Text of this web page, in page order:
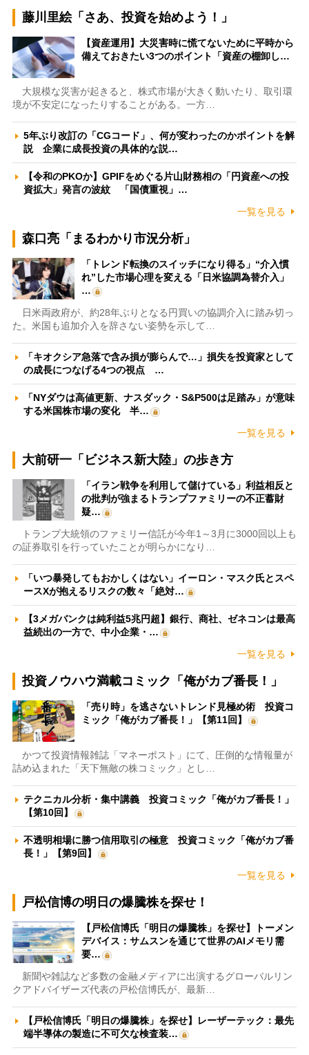
藤川里絵「さあ、投資を始めよう！」
【資産運用】大災害時に慌てないために平時から
備えておきたい3つのポイント「資産の棚卸し…
大規模な災害が起きると、株式市場が大きく動いたり、取引環
境が不安定になったりすることがある。一方…
5年ぶり改訂の「CGコード」、何が変わったのかポイントを解
説 企業に成長投資の具体的な説…
【令和のPKOか】GPIFをめぐる片山財務相の「円資産への投
資拡大」発言の波紋 「国債重視」…
一覧を見る
森口亮「まるわかり市況分析」
「トレンド転換のスイッチになり得る」“介入慣
れ”した市場心理を変える「日米協調為替介入」
…
日米両政府が、約28年ぶりとなる円買いの協調介入に踏み切っ
た。米国も追加介入を辞さない姿勢を示して…
「キオクシア急落で含み損が膨らんで…」損失を投資家として
の成長につなげる4つの視点 …
「NYダウは高値更新、ナスダック・S&P500は足踏み」が意味
する米国株市場の変化 半…
一覧を見る
大前研一「ビジネス新大陸」の歩き方
「イラン戦争を利用して儲けている」利益相反と
の批判が強まるトランプファミリーの不正蓄財
疑…
トランプ大統領のファミリー信託が今年1～3月に3000回以上も
の証券取引を行っていたことが明らかになり…
「いつ暴発してもおかしくはない」イーロン・マスク氏とスペ
ースXが抱えるリスクの数々「絶対…
【3メガバンクは純利益5兆円超】銀行、商社、ゼネコンは最高
益続出の一方で、中小企業・…
一覧を見る
投資ノウハウ満載コミック「俺がカブ番長！」
「売り時」を逃さないトレンド見極め術 投資コ
ミック「俺がカブ番長！」【第11回】
かつて投資情報雑誌「マネーポスト」にて、圧倒的な情報量が
詰め込まれた「天下無敵の株コミック」とし…
テクニカル分析・集中講義 投資コミック「俺がカブ番長！」
【第10回】
不透明相場に勝つ信用取引の極意 投資コミック「俺がカブ番
長！」【第9回】
一覧を見る
戸松信博の明日の爆騰株を探せ！
【戸松信博氏「明日の爆騰株」を探せ】トーメン
デバイス：サムスンを通じて世界のAIメモリ需
要…
新聞や雑誌など多数の金融メディアに出演するグローバルリン
クアドバイザーズ代表の戸松信博氏が、最新…
【戸松信博氏「明日の爆騰株」を探せ】レーザーテック：最先
端半導体の製造に不可欠な検査装…